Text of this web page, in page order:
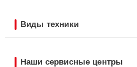
Виды техники
Наши сервисные центры